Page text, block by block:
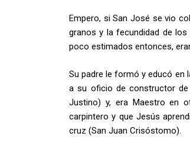
Empero, si San José se vio
granos y la fecundidad de
poco estimados entonces,
Su padre le formó y educó en
a su oficio de constructor de
Justino) y, era Maestro en
carpintero y que Jesús
cruz (San Juan Crisóstomo).